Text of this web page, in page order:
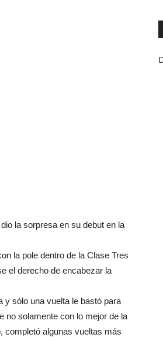
la sorpresa en su debut en la
la pole dentro de la Clase Tres
el derecho de encabezar la
y sólo una vuelta le bastó para
no solamente con lo mejor de la
completó algunas vueltas más